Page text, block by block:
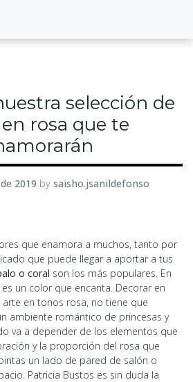
selección de
rosa que te
2019 by saisho.jsanildefonso
que enamora a muchos, tanto por
que puede llegar a aportar a tus
o coral son los más populares. En
un color que encanta. Decorar en
en tonos rosa, no tiene que
ambiente romántico de princesas y
va a depender de los elementos que
y la proporción del rosa que
un lado de pared de salón o
Patricia Bustos es sin duda la